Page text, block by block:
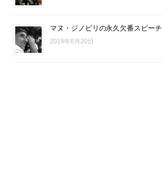
マヌ・ジノビリの永久欠番スピーチ
2019年6月20日